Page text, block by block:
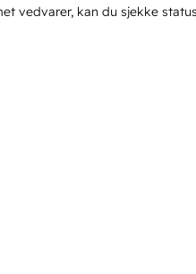
vedvarer, kan du sjekke